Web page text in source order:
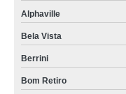
oxigenoterapia agendar São
clínica que faz
clínica que faz
oxigenoterapia alto fluxo e
Alphaville
Bela Vista
Berrini
Bom Retiro